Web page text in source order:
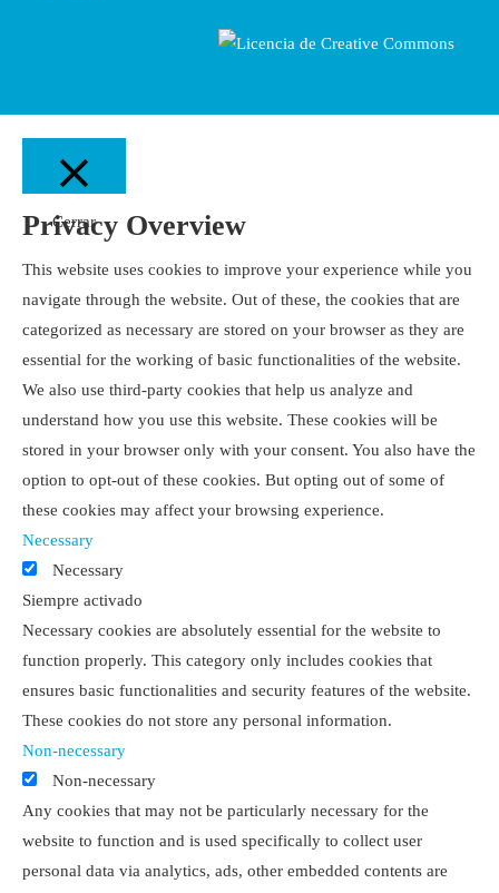
Cerrar
Privacy Overview
This website uses cookies to improve your experience while you
navigate through the website. Out of these, the cookies that are
categorized as necessary are stored on your browser as they are
essential for the working of basic functionalities of the website.
We also use third-party cookies that help us analyze and
understand how you use this website. These cookies will be
stored in your browser only with your consent. You also have the
option to opt-out of these cookies. But opting out of some of
these cookies may affect your browsing experience.
Necessary
Necessary
Siempre activado
Necessary cookies are absolutely essential for the website to
function properly. This category only includes cookies that
ensures basic functionalities and security features of the website.
These cookies do not store any personal information.
Non-necessary
Non-necessary
Any cookies that may not be particularly necessary for the
website to function and is used specifically to collect user
personal data via analytics, ads, other embedded contents are